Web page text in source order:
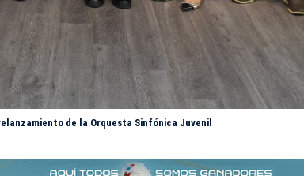
de la Orquesta Sinfónica Juvenil